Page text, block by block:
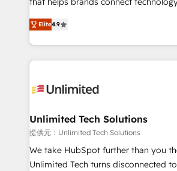
retention—by refining processes and
inefficiencies. Using HubSpot tools
creativity to achieve measurable
Barcelona and operating across
the UK, we support global
smarter marketing, sales, and
Iberia (Spain & Portugal), we
growth. Our multidisciplinary team
that simplify complexity, boost
turn innovation into real impact. 🌍 Highlights •
HubSpot Partner since 2012 • 2022
Elite4.9
Unlimited Tech Solutions
提供元：Unlimited Tech Solutions
We take HubSpot further than you
Unlimited Tech turns disconnected